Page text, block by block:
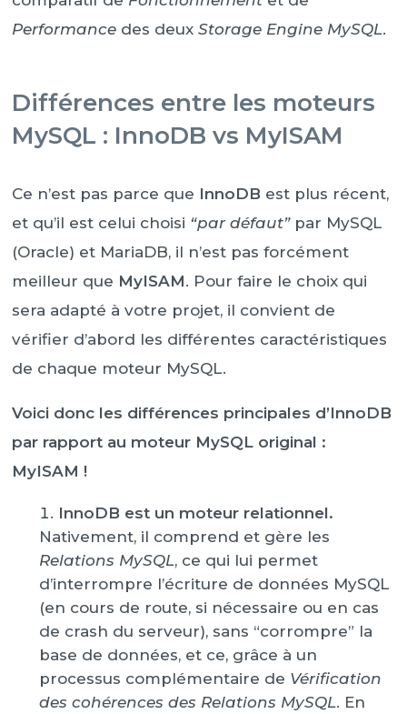
Performance des deux Storage Engine MySQL.
Différences entre les moteurs
MySQL : InnoDB vs MyISAM
Ce n’est pas parce que InnoDB est plus récent,
et qu’il est celui choisi “par défaut”par MySQL
(Oracle) et MariaDB, il n’est pas forcément
meilleur que MyISAM. Pour faire le choix qui
sera adapté à votre projet, il convient de
vérifier d’abord les différentes caractéristiques
de chaque moteur MySQL.
Voici donc les différences principales d’InnoDB
par rapport au moteur MySQL original :
MyISAM !
InnoDB est un moteur relationnel.
Nativement, il comprend et gère les
Relations MySQL, ce qui lui permet
d’interrompre l’écriture de données MySQL
(en cours de route, si nécessaire ou en cas
de crash du serveur), sans “corrompre” la
base de données, et ce, grâce à un
processus complémentaire de Vérification
des cohérences des Relations MySQL. En